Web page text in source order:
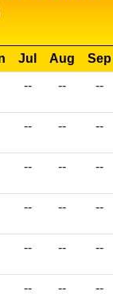
Jul Aug
Sep
-- -- --
-- -- --
-- -- --
-- -- --
-- -- --
-- -- --